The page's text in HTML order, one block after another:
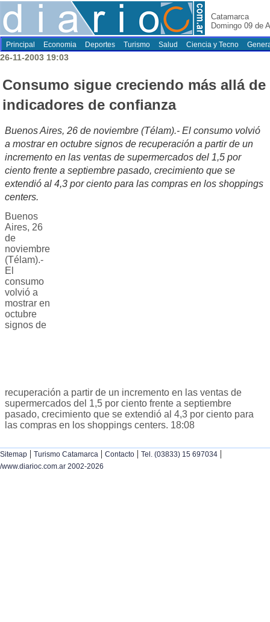
Catamarca
Domingo 09 de
Principal Economia Deportes Turismo Salud Ciencia y Tecno
26-11-2003 19:03
Consumo sigue creciendo más allá de
indicadores de confianza
Buenos Aires, 26 de noviembre (Télam).- El consumo volvió
a mostrar en octubre signos de recuperación a partir de un
incremento en las ventas de supermercados del 1,5 por
ciento frente a septiembre pasado, crecimiento que se
extendió al 4,3 por ciento para las compras en los shoppings
centers.
Buenos
Aires, 26
de
noviembre
(Télam).-
El
consumo
volvió a
mostrar en
octubre
signos de
recuperación a partir de un incremento en las ventas de
supermercados del 1,5 por ciento frente a septiembre
pasado, crecimiento que se extendió al 4,3 por ciento para
las compras en los shoppings centers. 18:08
Sitemap | Turismo Catamarca | Contacto | Tel. (03833) 15 697034 |
/www.diarioc.com.ar 2002-2026